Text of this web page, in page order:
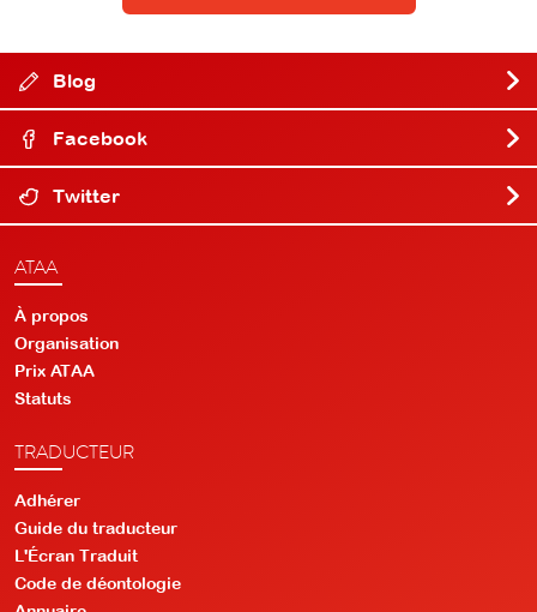
Blog
Facebook
Twitter
ATAA
À propos
Organisation
Prix ATAA
Statuts
TRADUCTEUR
Adhérer
Guide du traducteur
L'Écran Traduit
Code de déontologie